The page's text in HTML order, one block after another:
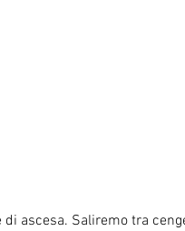
ascesa. Saliremo tra